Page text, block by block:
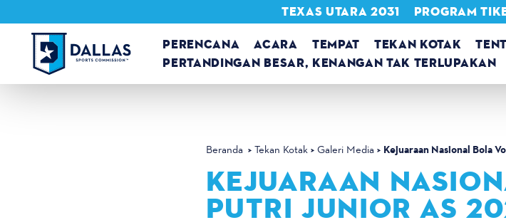
Loncat ke konten
PERENCANA ACARA TEMPAT TEKAN KOTAK
PERTANDINGAN BESAR, KENANGAN TAK TERLUPAKAN
TEXAS UTARA 2031 PROGRAM
Beranda Tekan Kotak Galeri Media Kejuaraan Nasional Bola
KEJUARAAN
PUTRI JUNIOR AS